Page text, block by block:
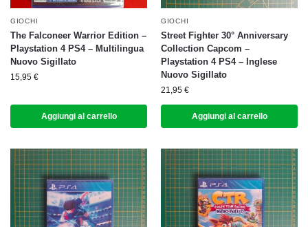
GIOCHI
The Falconeer Warrior Edition –
Playstation 4 PS4 – Multilingua
Nuovo Sigillato
15,95 €
Aggiungi al carrello
GIOCHI
Street Fighter 30° Anniversary
Collection Capcom –
Playstation 4 PS4 – Inglese
Nuovo Sigillato
21,95 €
Aggiungi al carrello